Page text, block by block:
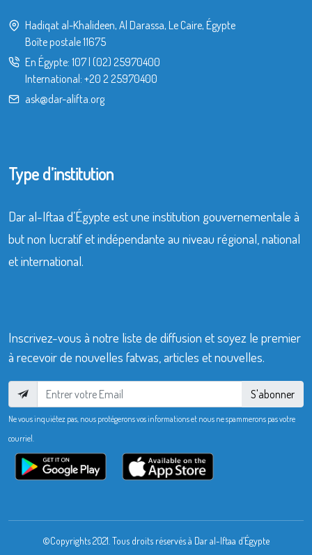
Hadiqat al-Khalideen, Al Darassa, Le Caire, Égypte
Boîte postale 11675
En Égypte: 107| (02) 25970400
International: +20 2 25970400
ask@dar-alifta.org
Type d’institution
Dar al-Iftaa d’Égypte est une institution gouvernementale à
but non lucratif et indépendante au niveau régional, national
et international.
Inscrivez-vous à notre liste de diffusion et soyez le premier
à recevoir de nouvelles fatwas, articles et nouvelles.
S'abonner
Ne vous inquiétez pas, nous protégerons vos informations et nous ne spammerons pas votre
courriel.
©Copyrights 2021. Tous droits réservés à Dar al-Iftaa d’Égypte